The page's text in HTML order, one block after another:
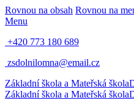
Rovnou na obsah Rovnou na
Menu
+420 773 180 689
zsdolnilomna@email.cz
Základní škola a Mateřská škola
Základní škola a Mateřská škola